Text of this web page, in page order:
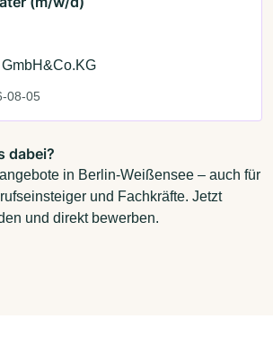
08-05
dabei?
in Berlin-Weißensee – auch für
und Fachkräfte. Jetzt
und direkt bewerben.